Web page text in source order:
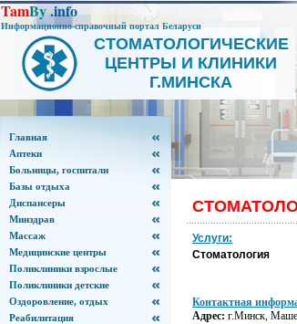
СТОМАТОЛОГИЧЕСКИЕ
ЦЕНТРЫ И КЛИНИКИ
Г.МИНСКА
TamBy.info
Информационно-справочный портал Беларуси
Главная
Аптеки
Больницы, госпитали
Базы отдыха
Диспансеры
Минздрав
Массаж
Медицинские центры
Поликлиники взрослые
Поликлиники детские
Оздоровление, отдых
Реабилитация
Услуги:
Стоматология
Контактная
Адрес: г.Минск,